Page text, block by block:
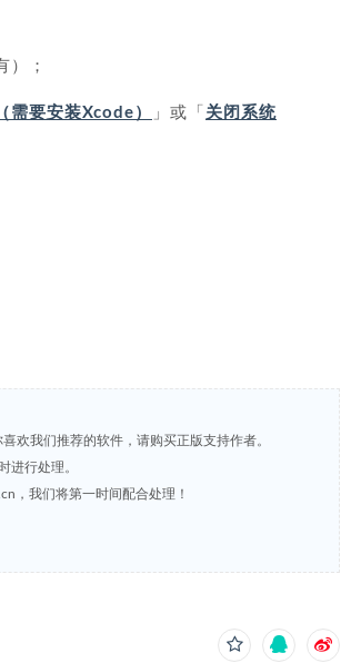
）；
需要安装Xcode） 」或「 关闭系统
欢我们推荐的软件，请购买正版支持作者。
进行处理。
，我们将第一时间配合处理！